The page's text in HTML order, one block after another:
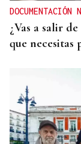
DOCUMENTACIÓN
¿Vas a salir
que necesitas